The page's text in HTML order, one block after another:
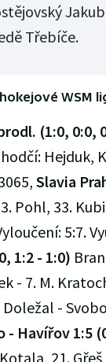
Třebíče.
WSM
(1:0, 0:0,
Hejduk,
Slavia
Pohl, 33.
5:7.
1:2 - 1:0)
- 7. M.
-
- Havířov 1:5
21.